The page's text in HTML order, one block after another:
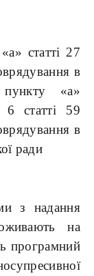
статті 27
в
пункту «а»
6 статті 59
в
ради
з надання
на
програмний